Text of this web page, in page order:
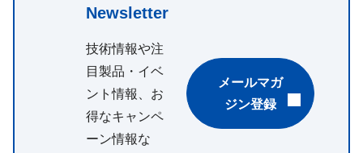
Newsletter
技術情報や注
目製品・イベ
ント情報、お
得なキャンペ
ーン情報な
メールマガ
ジン登録